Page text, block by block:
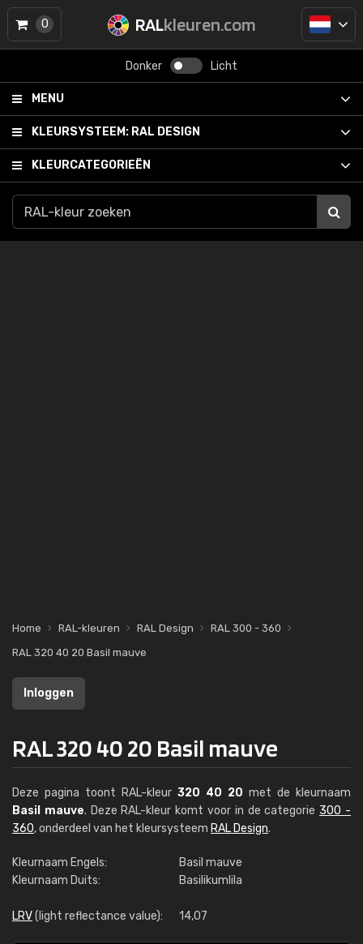
RALkleuren.com
Donker Licht
MENU
KLEURSYSTEEM: RAL DESIGN
KLEURCATEGORIEËN
0
Home RAL-kleuren RAL Design
RAL 300 - 360
RAL 320 40 20 Basil mauve
Inloggen
RAL 320 40 20 Basil mauve
Deze pagina toont RAL-kleur 320 40 20 met de kleurnaam
Basil mauve. Deze RAL-kleur komt voor in de categorie 300 -
360, onderdeel van het kleursysteem RAL Design.
Kleurnaam Engels:
Basil mauve
Kleurnaam Duits:
Basilikumlila
LRV(light reflectance value): 14,07